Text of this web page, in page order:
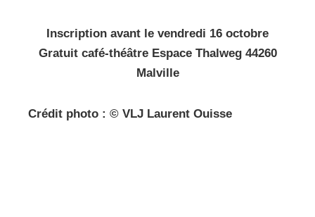
Inscription avant le vendredi 16 octobre
Gratuit café-théâtre Espace Thalweg 44260
Malville
Crédit photo : © VLJ Laurent Ouisse